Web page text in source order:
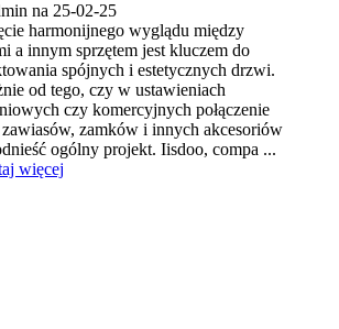
na 25-02-25
harmonijnego wyglądu między
a innym sprzętem jest kluczem do
spójnych i estetycznych drzwi.
od tego, czy w ustawieniach
czy komercyjnych połączenie
zamków i innych akcesoriów
ogólny projekt. Iisdoo, compa ...
więcej